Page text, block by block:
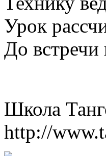
Урок
До встречи
Школа
http://